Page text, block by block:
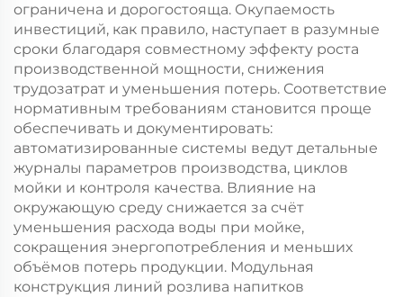
ограничена и дорогостояща. Окупаемость
инвестиций, как правило, наступает в разумные
сроки благодаря совместному эффекту роста
производственной мощности, снижения
трудозатрат и уменьшения потерь. Соответствие
нормативным требованиям становится проще
обеспечивать и документировать:
автоматизированные системы ведут детальные
журналы параметров производства, циклов
мойки и контроля качества. Влияние на
окружающую среду снижается за счёт
уменьшения расхода воды при мойке,
сокращения энергопотребления и меньших
объёмов потерь продукции. Модульная
конструкция линий розлива напитков